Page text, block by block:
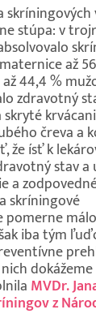
stúpa: v
až
44,4 %
zdravotný
čreva a
že ísť k
stav a
a
skríningové
iba tým
MVDr.
z